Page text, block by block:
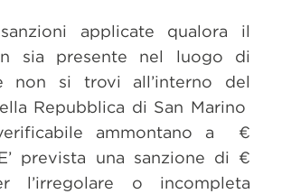
applicate qualora il
sia presente nel luogo di
non si trovi all’interno del
Repubblica di San Marino
ammontano a €
prevista una sanzione di €
l’irregolare o incompleta